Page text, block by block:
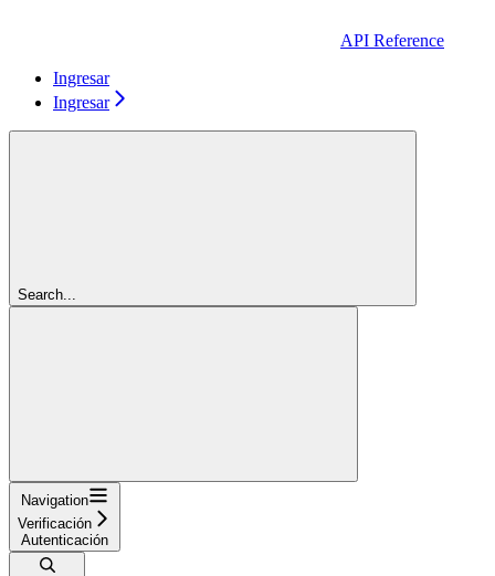
API Reference
Ingresar
Ingresar
Search...
Navigation
Verificación
Autenticación